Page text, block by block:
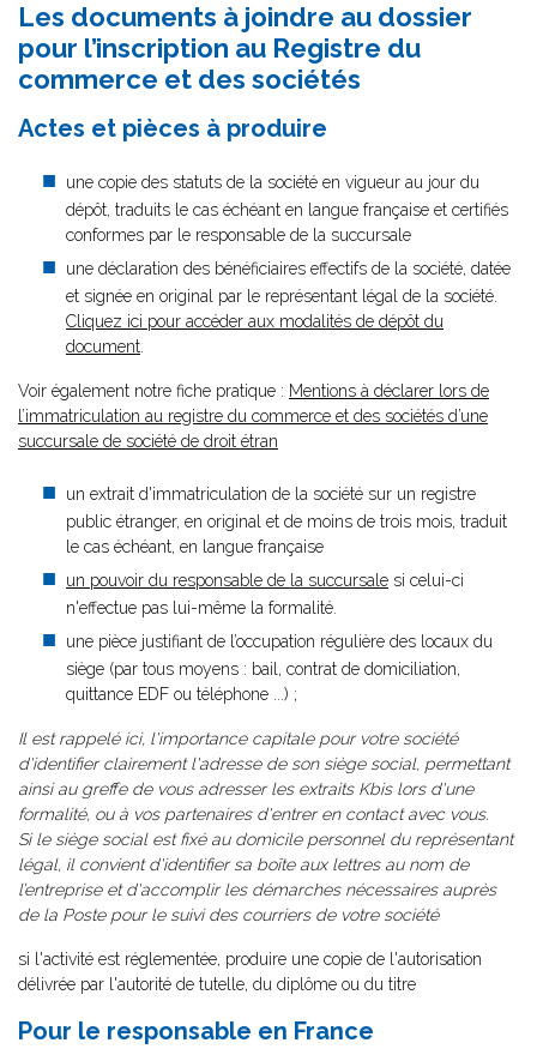
Les documents à joindre au dossier
pour l’inscription au Registre du
commerce et des sociétés
Actes et pièces à produire
une copie des statuts de la société en vigueur au jour du
dépôt, traduits le cas échéant en langue française et certifiés
conformes par le responsable de la succursale
une déclaration des bénéficiaires effectifs de la société, datée
et signée en original par le représentant légal de la société.
Cliquez ici pour accéder aux modalités de dépôt du
document
Voir également notre fiche pratique : Mentions à déclarer lors de
l’immatriculation au registre du commerce et des sociétés d’une
succursale de société de droit étran
un extrait d'immatriculation de la société sur un registre
public étranger, en original et de moins de trois mois, traduit
le cas échéant, en langue française
un pouvoir du responsable de la succursale si celui-ci
n'effectue pas lui-même la formalité.
une pièce justifiant de l’occupation régulière des locaux du
siège (par tous moyens : bail, contrat de domiciliation,
quittance EDF ou téléphone ...) ;
Il est rappelé ici, l'importance capitale pour votre société
d'identifier clairement l'adresse de son siège social, permettant
ainsi au greffe de vous adresser les extraits Kbis lors d'une
formalité, ou à vos partenaires d'entrer en contact avec vous.
Si le siège social est fixé au domicile personnel du représentant
légal, il convient d'identifier sa boîte aux lettres au nom de
l’entreprise et d'accomplir les démarches nécessaires auprès
de la Poste pour le suivi des courriers de votre société
si l'activité est réglementée, produire une copie de l'autorisation
délivrée par l'autorité de tutelle, du diplôme ou du titre
Pour le responsable en France